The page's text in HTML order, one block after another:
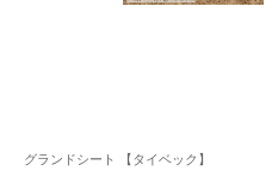
グランドシート 【タイベック】